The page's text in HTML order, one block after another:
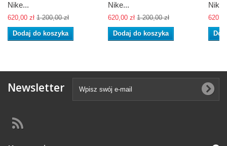
Nike...
620,00 zł 1 200,00 zł
Dodaj do koszyka
Nike...
620,00 zł 1 200,00 zł
Dodaj do koszyka
Newsletter